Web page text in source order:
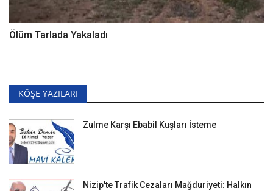
Ölüm Tarlada Yakaladı
KÖŞE YAZILARI
Zulme Karşı Ebabil Kuşları İsteme
Nizip'te Trafik Cezaları Mağduriyeti: Halkın